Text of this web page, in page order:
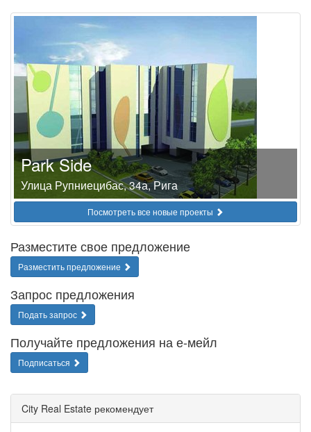
Park Side
Улица Рупниецибас, 34а, Рига
Посмотреть все новые проекты
Разместите свое предложение
Разместить предложение
Запрос предложения
Подать запрос
Получайте предложения на е-мейл
Подписаться
City Real Estate рекомендует